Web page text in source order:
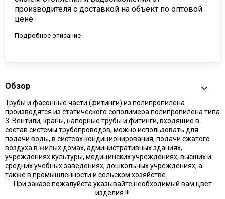
производителя с доставкой на объект по оптовой
цене
Подробное описание
Обзор
Трубы и фасонные части (фитинги) из полипропилена
производятся из статического сополимера полипропилена типа
3. Вентили, краны, напорные трубы и фитинги, входящие в
состав системы трубопроводов, можно использовать для
подачи воды, в систеах кондиционирования, подачи сжатого
воздуха в жилых домах, административных зданиях,
учреждениях культуры, медицинских учреждениях, высших и
средних учебных заведениях, дошкольных учреждениях, а
также в промышленности и сельском хозяйстве.
При заказе пожалуйста указывайте необходимый вам цвет
изделия !!!